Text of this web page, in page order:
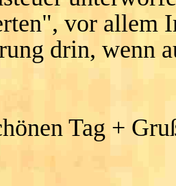
vor allem
drin, wenn
Tag +